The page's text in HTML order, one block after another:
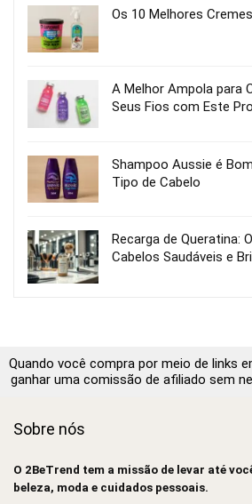
Os 10 Melhores
A Melhor Ampola para
Seus Fios com Este
Shampoo Aussie é
Tipo de Cabelo
Recarga de Queratina:
Cabelos Saudáveis e
Quando você compra por meio de links
ganhar uma comissão de afiliado sem
Sobre nós
O 2BeTrend tem a missão de levar até
beleza, moda e cuidados pessoais.